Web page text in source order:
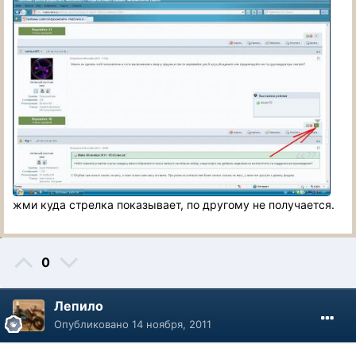
жми куда стрелка показывает, по другому не получается.
0
Лепило
Опубликовано 14 ноября, 2011